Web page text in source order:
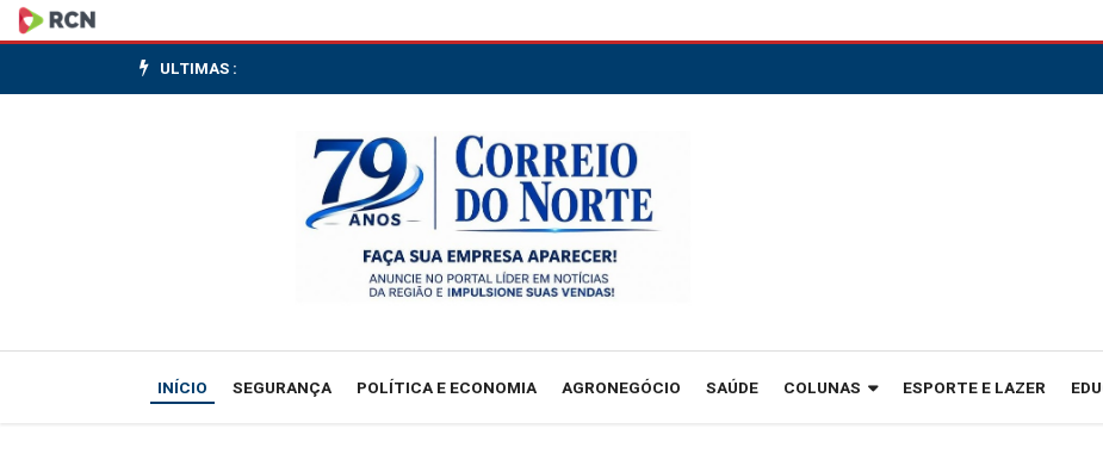
Fragmentos
de
país
ULTIMAS :
INÍCIO SEGURANÇA POLÍTICA E ECONOMIA AGRONEGÓCIO SAÚDE COLUNAS ESPORTE E LAZER